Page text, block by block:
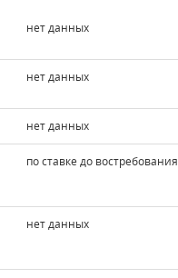
нет данных
нет данных
нет данных
по ставке до востребования
нет данных